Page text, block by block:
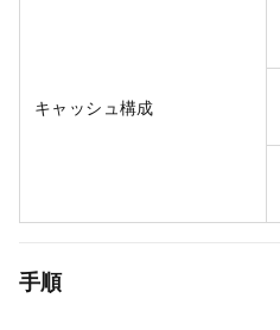
キャッシュ構成
手順